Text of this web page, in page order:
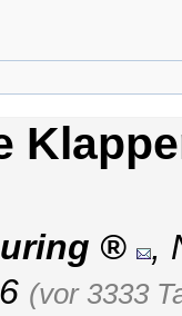
,
(vor 3333